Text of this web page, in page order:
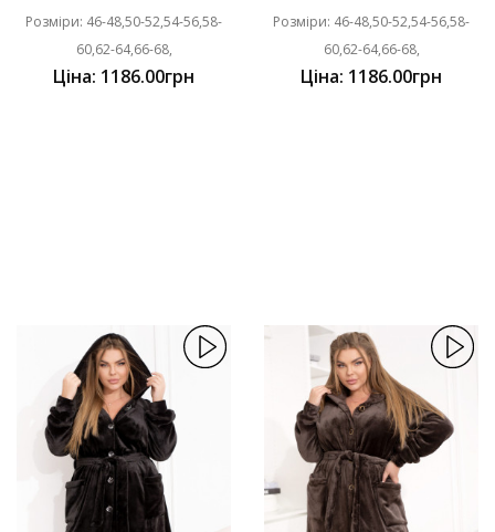
Розміри: 46-48,50-52,54-56,58-
60,62-64,66-68,
Ціна: 1186.00грн
Розміри: 46-48,50-52,54-56,58-
60,62-64,66-68,
Ціна: 1186.00грн